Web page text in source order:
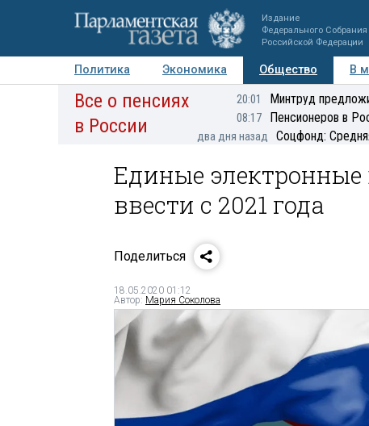
Издание
Федерального Собрания
Российской Федерации
Политика Экономика Общество В
Авторы Персоны Мнения Регионы
Все о пенсиях
в России
20:01 Минтруд
08:17 Пенсионеров в
два дня назад Соцфонд:
Единые
ввести с 2021 года
Поделиться
18.05.2020 01:12
Автор: Мария Соколова